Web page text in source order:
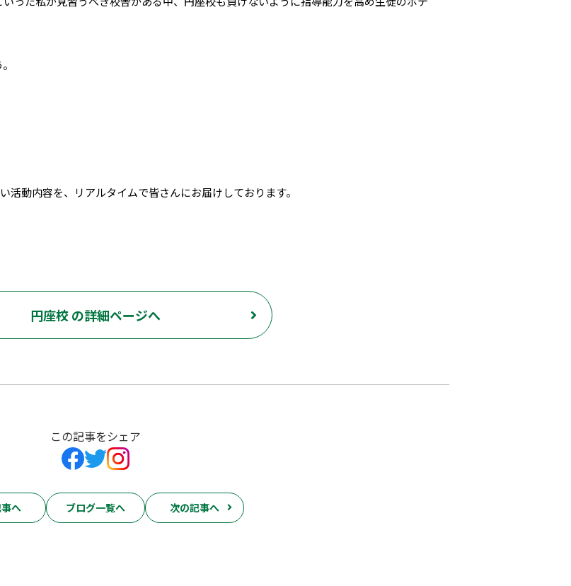
動内容を、リアルタイムで皆さんにお届けしております。
円座校 の詳細ページへ
この記事をシェア
へ ブログ一覧へ 次の記事へ